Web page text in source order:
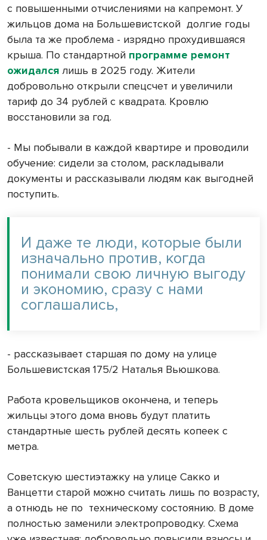
с повышенными отчислениями на капремонт. У
жильцов дома на Большевистской долгие годы
была та же проблема - изрядно прохудившаяся
крыша. По стандартной программе ремонт
ожидался лишь в 2025 году. Жители
добровольно открыли спецсчет и увеличили
тариф до 34 рублей с квадрата. Кровлю
восстановили за год.
- Мы побывали в каждой квартире и проводили
обучение: сидели за столом, раскладывали
документы и рассказывали людям как выгодней
поступить.
И даже те люди, которые были
изначально против, когда
понимали свою личную выгоду
и экономию, сразу с нами
соглашались,
- рассказывает старшая по дому на улице
Большевистская 175/2 Наталья Вьюшкова.
Работа кровельщиков окончена, и теперь
жильцы этого дома вновь будут платить
стандартные шесть рублей десять копеек с
метра.
Советскую шестиэтажку на улице Сакко и
Ванцетти старой можно считать лишь по возрасту,
а отнюдь не по техническому состоянию. В доме
полностью заменили электропроводку. Схема